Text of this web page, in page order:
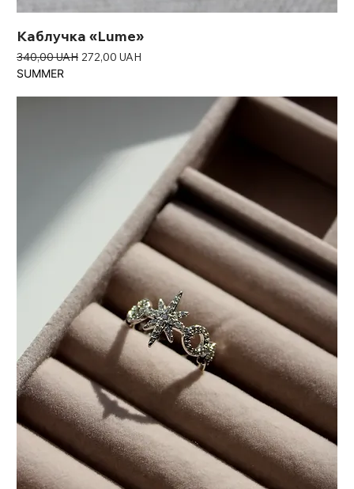
Каблучка «Lume»
Звичайна ціна
340,00 UAH За розпродажем
272,00 UAH
SUMMER